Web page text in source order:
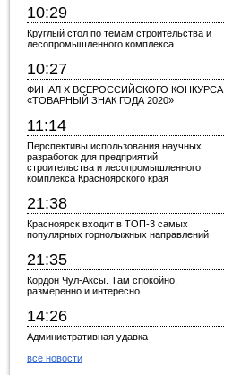
10:29
Круглый стол по темам строительства и
лесопромышленного комплекса
10:27
ФИНАЛ X ВСЕРОССИЙСКОГО КОНКУРСА
«ТОВАРНЫЙ ЗНАК ГОДА 2020»
11:14
Перспективы использования научных
разработок для предприятий
строительства и лесопромышленного
комплекса Красноярского края
21:38
Красноярск входит в ТОП-3 самых
популярных горнолыжных направлений
21:35
Кордон Чул-Аксы. Там спокойно,
размеренно и интересно...
14:26
Административная удавка
все новости